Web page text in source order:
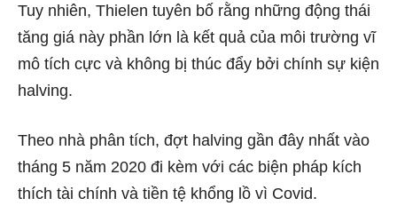
Tuy nhiên, Thielen tuyên bố rằng những động thái
tăng giá này phần lớn là kết quả của môi trường vĩ
mô tích cực và không bị thúc đẩy bởi chính sự kiện
halving.
Theo nhà phân tích, đợt halving gần đây nhất vào
tháng 5 năm 2020 đi kèm với các biện pháp kích
thích tài chính và tiền tệ khổng lồ vì Covid.